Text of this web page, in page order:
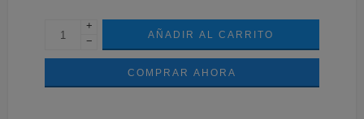
+
−
AÑADIR AL CARRITO
COMPRAR AHORA